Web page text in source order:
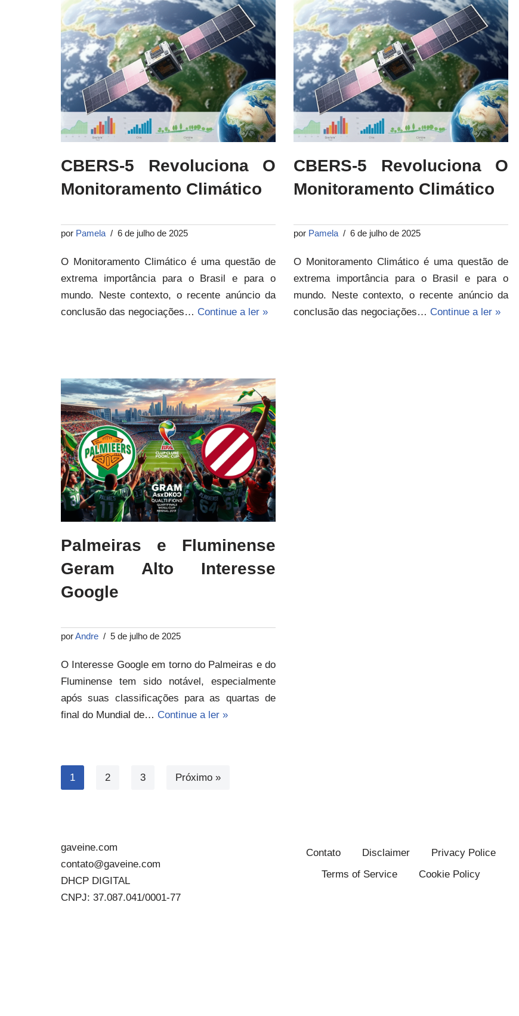
CBERS-5 Revoluciona O
Monitoramento Climático
por Pamela 6 de julho de 2025
O Monitoramento Climático é uma questão de
extrema importância para o Brasil e para o
mundo. Neste contexto, o recente anúncio da
conclusão das negociações… Continue a ler »
CBERS-5 Revoluciona O
Monitoramento Climático
por Pamela 6 de julho de 2025
O Monitoramento Climático é uma questão de
extrema importância para o Brasil e para o
mundo. Neste contexto, o recente anúncio da
conclusão das negociações… Continue a ler »
Palmeiras e Fluminense
Geram Alto Interesse
Google
porAndre 5 de julho de 2025
O Interesse Google em torno do Palmeiras e do
Fluminense tem sido notável, especialmente
após suas classificações para as quartas de
final do Mundial de… Continue a ler »
1 2 3 Próximo »
gaveine.com
contato@gaveine.com
DHCP DIGITAL
CNPJ: 37.087.041/0001-77
Contato Disclaimer
Privacy Police
Terms of Service
Cookie Policy